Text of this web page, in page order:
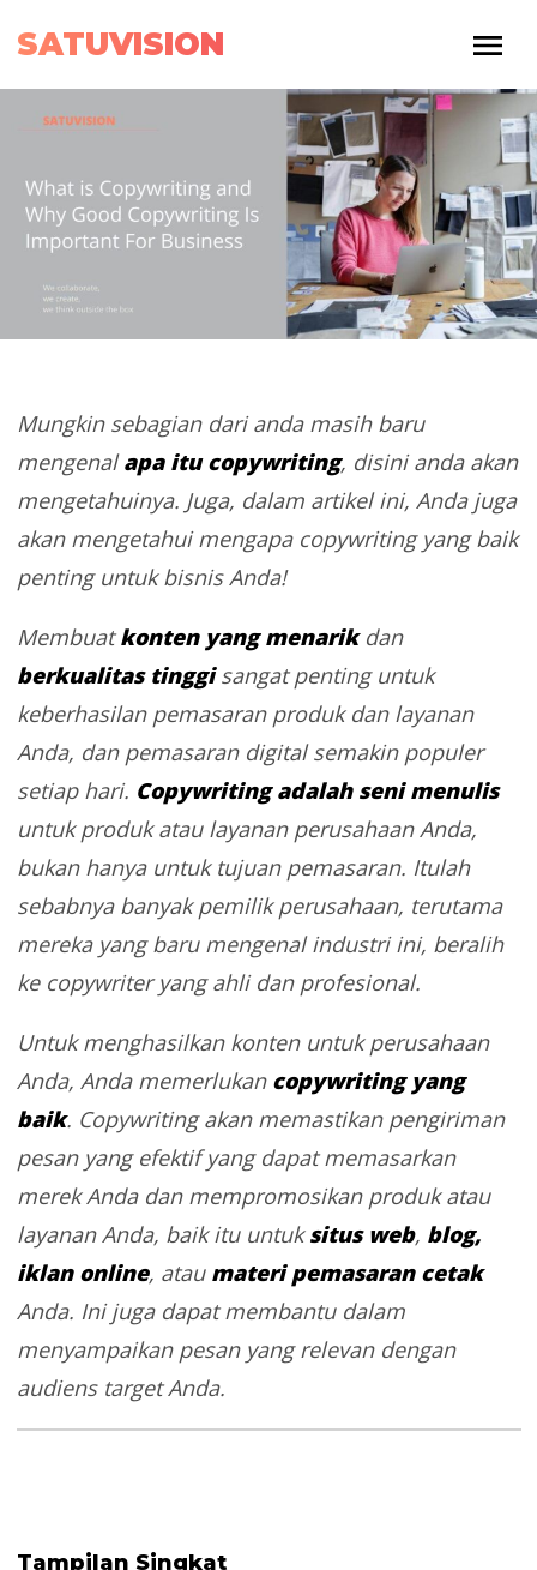
SATUVISION
Mungkin sebagian dari anda masih baru
mengenalapa itu copywriting, disini anda akan
mengetahuinya. Juga, dalam artikel ini, Anda juga
akan mengetahui mengapa copywriting yang baik
penting untuk bisnis Anda!
Membuatkonten yang menarikdan
berkualitas tinggisangat penting untuk
keberhasilan pemasaran produk dan layanan
Anda, dan pemasaran digital semakin populer
setiap hari. Copywriting adalah seni menulis
untuk produk atau layanan perusahaan Anda,
bukan hanya untuk tujuan pemasaran. Itulah
sebabnya banyak pemilik perusahaan, terutama
mereka yang baru mengenal industri ini, beralih
ke copywriter yang ahli dan profesional.
Untuk menghasilkan konten untuk perusahaan
Anda, Anda memerlukan copywriting yang
baik. Copywriting akan memastikan pengiriman
pesan yang efektif yang dapat memasarkan
merek Anda dan mempromosikan produk atau
layanan Anda, baik itu untuksitus web, blog,
iklan online, atau materi pemasaran cetak
Anda. Ini juga dapat membantu dalam
menyampaikan pesan yang relevan dengan
audiens target Anda.
Tampilan Singkat